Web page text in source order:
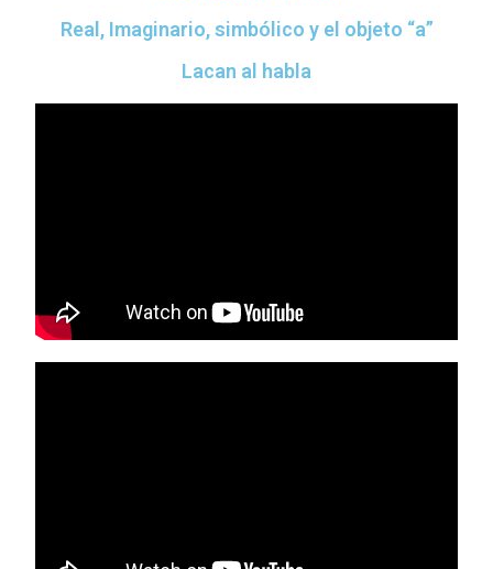
Real, Imaginario, simbólico y el objeto “a”
Lacan al habla